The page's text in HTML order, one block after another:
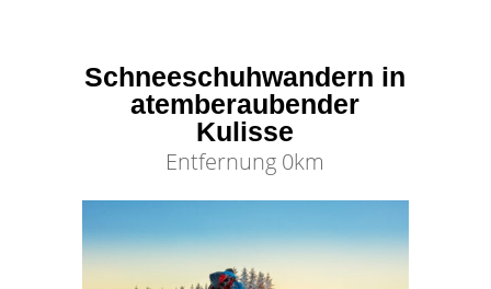
Schneeschuhwandern in
atemberaubender
Kulisse
Entfernung 0km